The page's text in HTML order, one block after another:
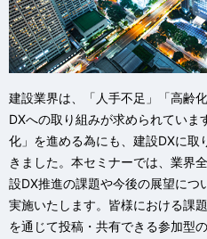
建設業界は、「人手不足」「高齢
DXへの取り組みが求められていま
化」を進める為にも、建設DXに取
きました。本セミナーでは、業界
設DX推進の課題や今後の展望につ
実施いたします。皆様における課
を通じて投稿・共有できる参加型